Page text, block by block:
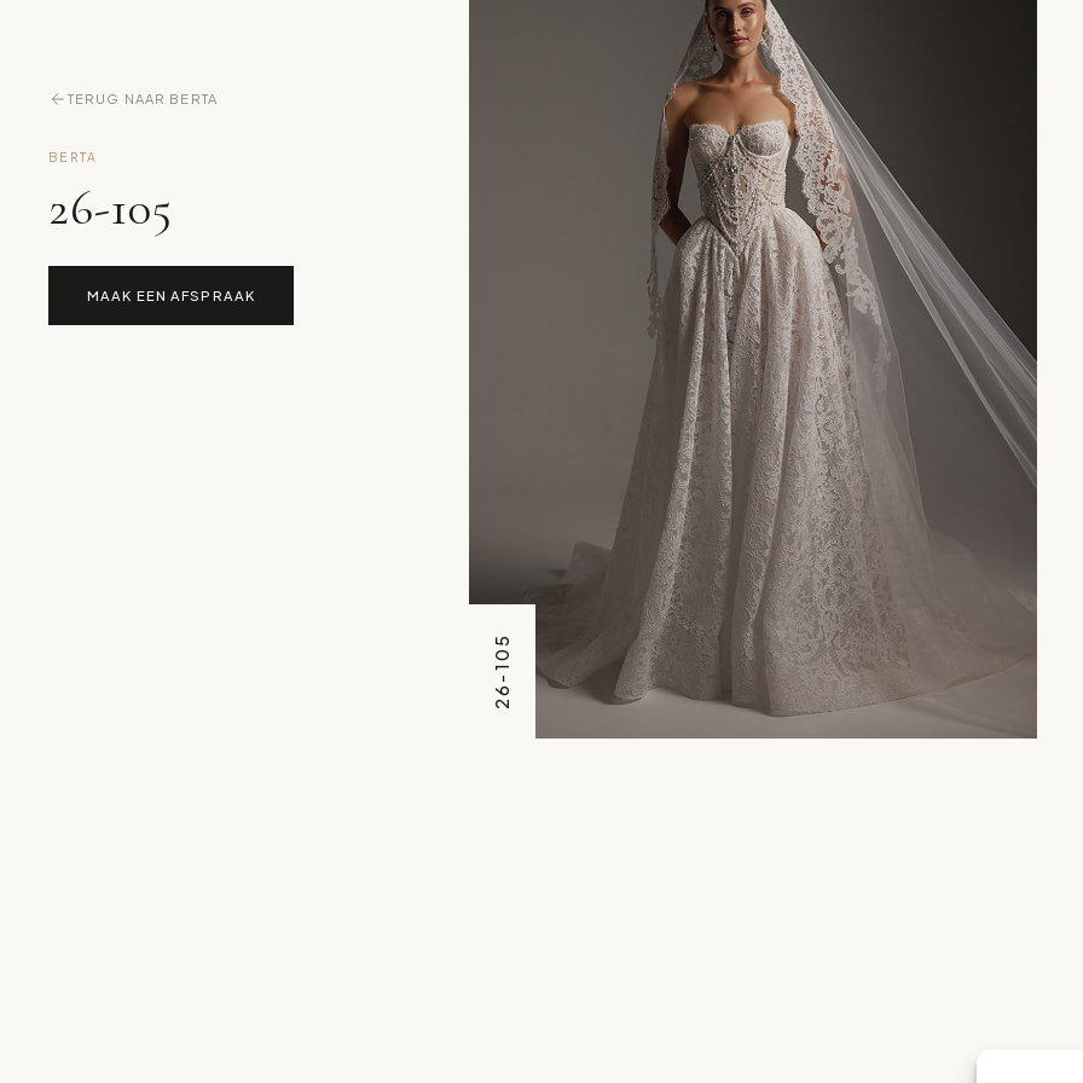
TERUG NAAR BERTA
BERTA
26-105
MAAK EEN AFSPRAAK
26-105